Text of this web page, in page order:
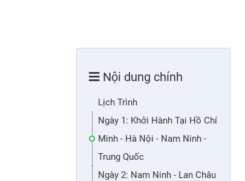
Nội dung chính
Lịch Trình
Ngày 1: Khởi Hành Tại Hồ Chí
Minh - Hà Nội - Nam Ninh -
Trung Quốc
Ngày 2: Nam Ninh - Lan Châu